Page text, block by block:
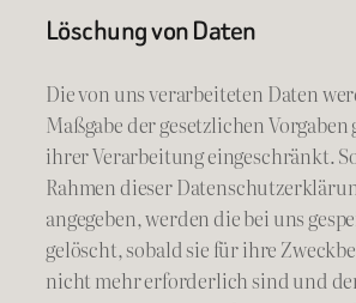
Löschung von Daten
Die von uns verarbeiteten Daten
Maßgabe der gesetzlichen
ihrer Verarbeitung eingeschränkt.
Rahmen dieser
angegeben, werden die bei uns
gelöscht, sobald sie für ihre
nicht mehr erforderlich sind und